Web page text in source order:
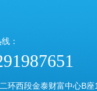
：
环西段金泰财富中心B座